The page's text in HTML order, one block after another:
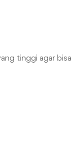
tinggi agar bisa